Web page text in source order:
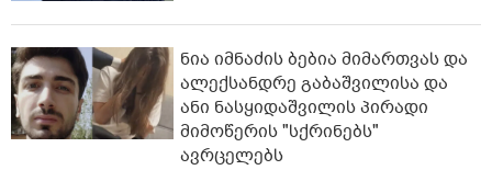
ნია იმნაძის ბებია მიმართვას და
ალექსანდრე გაბაშვილისა და
ანი ნასყიდაშვილის პირადი
მიმოწერის "სქრინებს"
ავრცელებს